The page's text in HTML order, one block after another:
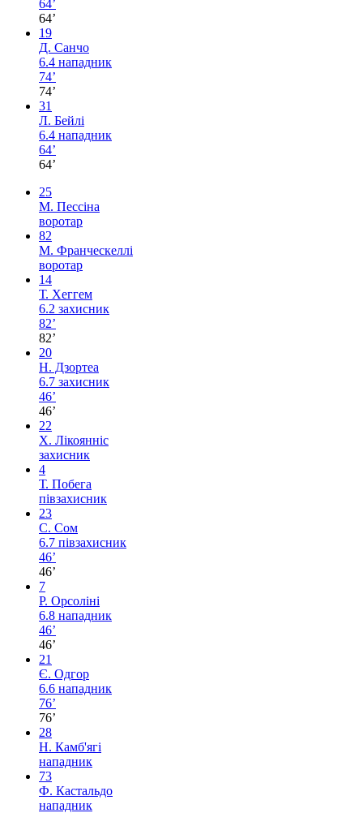
64’
64’
19
Д. Санчо
6.4 нападник
74’
74’
31
Л. Бейлі
6.4 нападник
64’
64’
25
М. Пессіна
воротар
82
М. Франческеллі
воротар
14
Т. Хеггем
6.2 захисник
82’
82’
20
Н. Дзортеа
6.7 захисник
46’
46’
22
Х. Лікоянніс
захисник
4
Т. Побега
півзахисник
23
С. Сом
6.7 півзахисник
46’
46’
7
Р. Орсоліні
6.8 нападник
46’
46’
21
Є. Одгор
6.6 нападник
76’
76’
28
Н. Камб'ягі
нападник
73
Ф. Кастальдо
нападник